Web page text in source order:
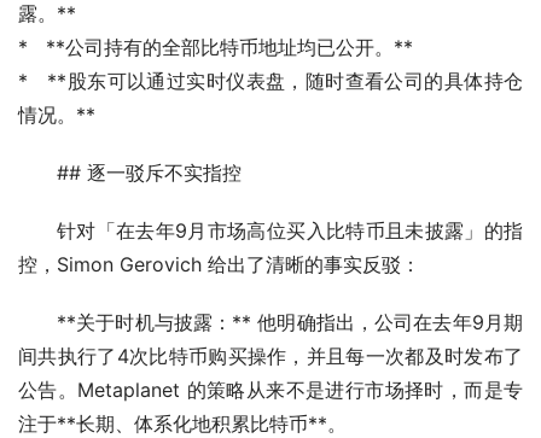
露。**
*   **公司持有的全部比特币地址均已公开。**
*   **股东可以通过实时仪表盘，随时查看公司的具体持仓
情况。**
## 逐一驳斥不实指控
针对「在去年9月市场高位买入比特币且未披露」的指
控，Simon Gerovich 给出了清晰的事实反驳：
**关于时机与披露：** 他明确指出，公司在去年9月期
间共执行了4次比特币购买操作，并且每一次都及时发布了
公告。Metaplanet 的策略从来不是进行市场择时，而是专
注于**长期、体系化地积累比特币**。